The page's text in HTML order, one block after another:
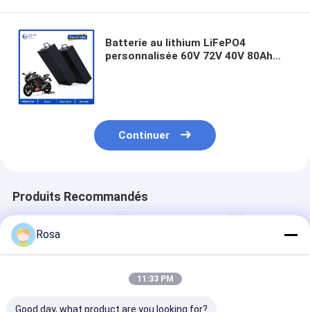
Batterie au lithium LiFePO4
personnalisée 60V 72V 40V 80Ah
Continuer
Produits Recommandés
Rosa
11:33 PM
Good day, what product are you looking for?